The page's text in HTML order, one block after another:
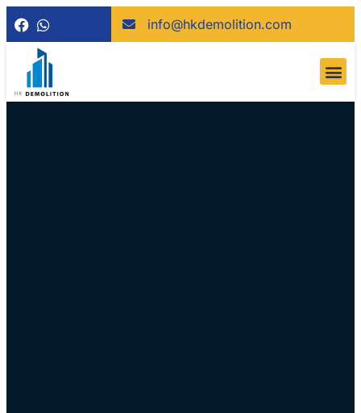
info@hkdemolition.com